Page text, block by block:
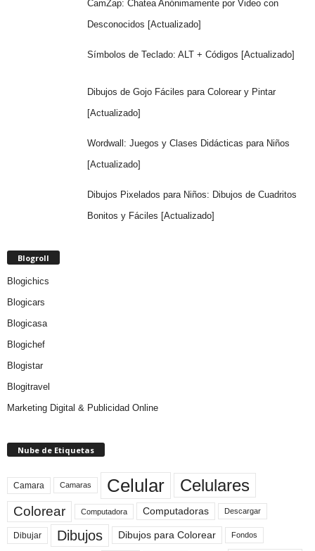
CamZap: Chatea Anónimamente por Video con
Desconocidos [Actualizado]
Símbolos de Teclado: ALT + Códigos [Actualizado]
Dibujos de Gojo Fáciles para Colorear y Pintar
[Actualizado]
Wordwall: Juegos y Clases Didácticas para Niños
[Actualizado]
Dibujos Pixelados para Niños: Dibujos de Cuadritos
Bonitos y Fáciles [Actualizado]
Blogroll
Blogichics
Blogicars
Blogicasa
Blogichef
Blogistar
Blogitravel
Marketing Digital & Publicidad Online
Nube de Etiquetas
Camara Camaras Celular Celulares
Colorear Computadora Computadoras Descargar
Dibujar Dibujos Dibujos para Colorear Fondos